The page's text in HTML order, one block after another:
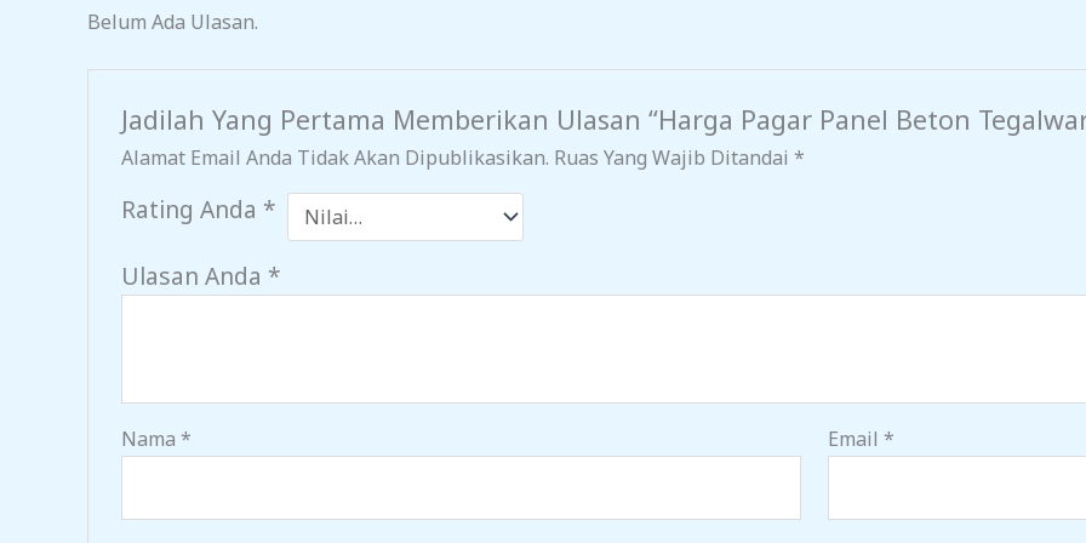
Belum Ada Ulasan.
Jadilah Yang Pertama Memberikan Ulasan “Harga Pagar Panel Beton
Alamat Email Anda Tidak Akan Dipublikasikan. Ruas Yang Wajib Ditandai *
Rating Anda *
Ulasan Anda *
Nama * Email*